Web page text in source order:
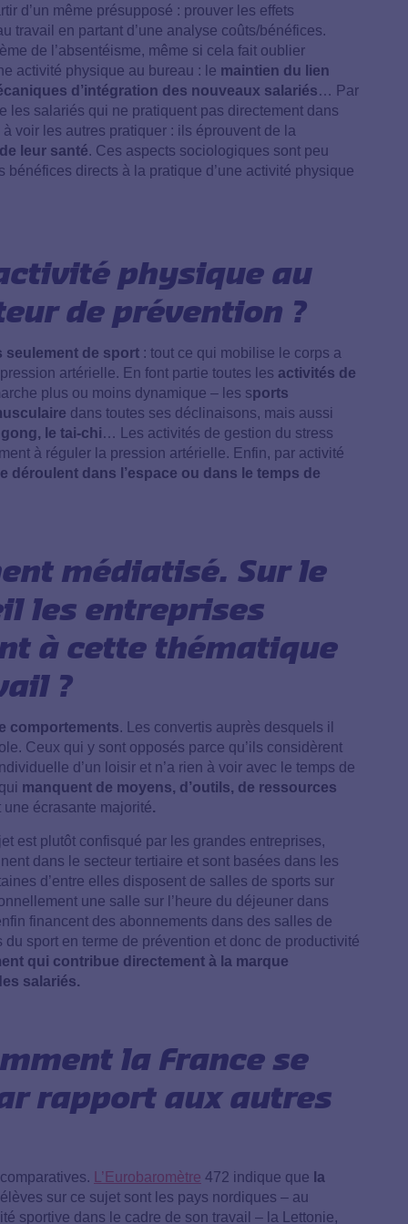
d’un même présupposé : prouver les effets
travail en partant d’une analyse coûts/bénéfices.
de l’absentéisme, même si cela fait oublier
activité physique au bureau : le maintien du lien
d’intégration des nouveaux salariés… Par
les salariés qui ne pratiquent pas directement dans
voir les autres pratiquer : ils éprouvent de la
leur santé. Ces aspects sociologiques sont peu
directs à la pratique d’une activité physique
physique au
de prévention ?
seulement de sport : tout ce qui mobilise le corps a
artérielle. En font partie toutes les activités de
plus ou moins dynamique – les sports
dans toutes ses déclinaisons, mais aussi
le tai-chi… Les activités de gestion du stress
à réguler la pression artérielle. Enfin, par activité
déroulent dans l’espace ou dans le temps de
médiatisé. Sur le
les entreprises
à cette thématique
?
comportements. Les convertis auprès desquels il
Ceux qui y sont opposés parce qu’ils considèrent
d’un loisir et n’a rien à voir avec le temps de
manquent de moyens, d’outils, de ressources
écrasante majorité.
est plutôt confisqué par les grandes entreprises,
dans le secteur tertiaire et sont basées dans les
d’entre elles disposent de salles de sports sur
une salle sur l’heure du déjeuner dans
financent des abonnements dans des salles de
sport en terme de prévention et donc de productivité
qui contribue directement à la marque
salariés.
la France se
rapport aux autres
L’Eurobaromètre 472 indique que la
sur ce sujet sont les pays nordiques – au
sportive dans le cadre de son travail – la Lettonie,